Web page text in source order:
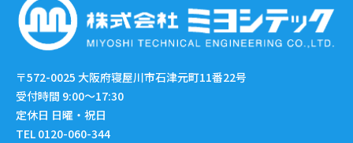
〒572-0025 大阪府寝屋川市石津元町11番22号
受付時間 9:00〜17:30
定休日 日曜・祝日
TEL 0120-060-344